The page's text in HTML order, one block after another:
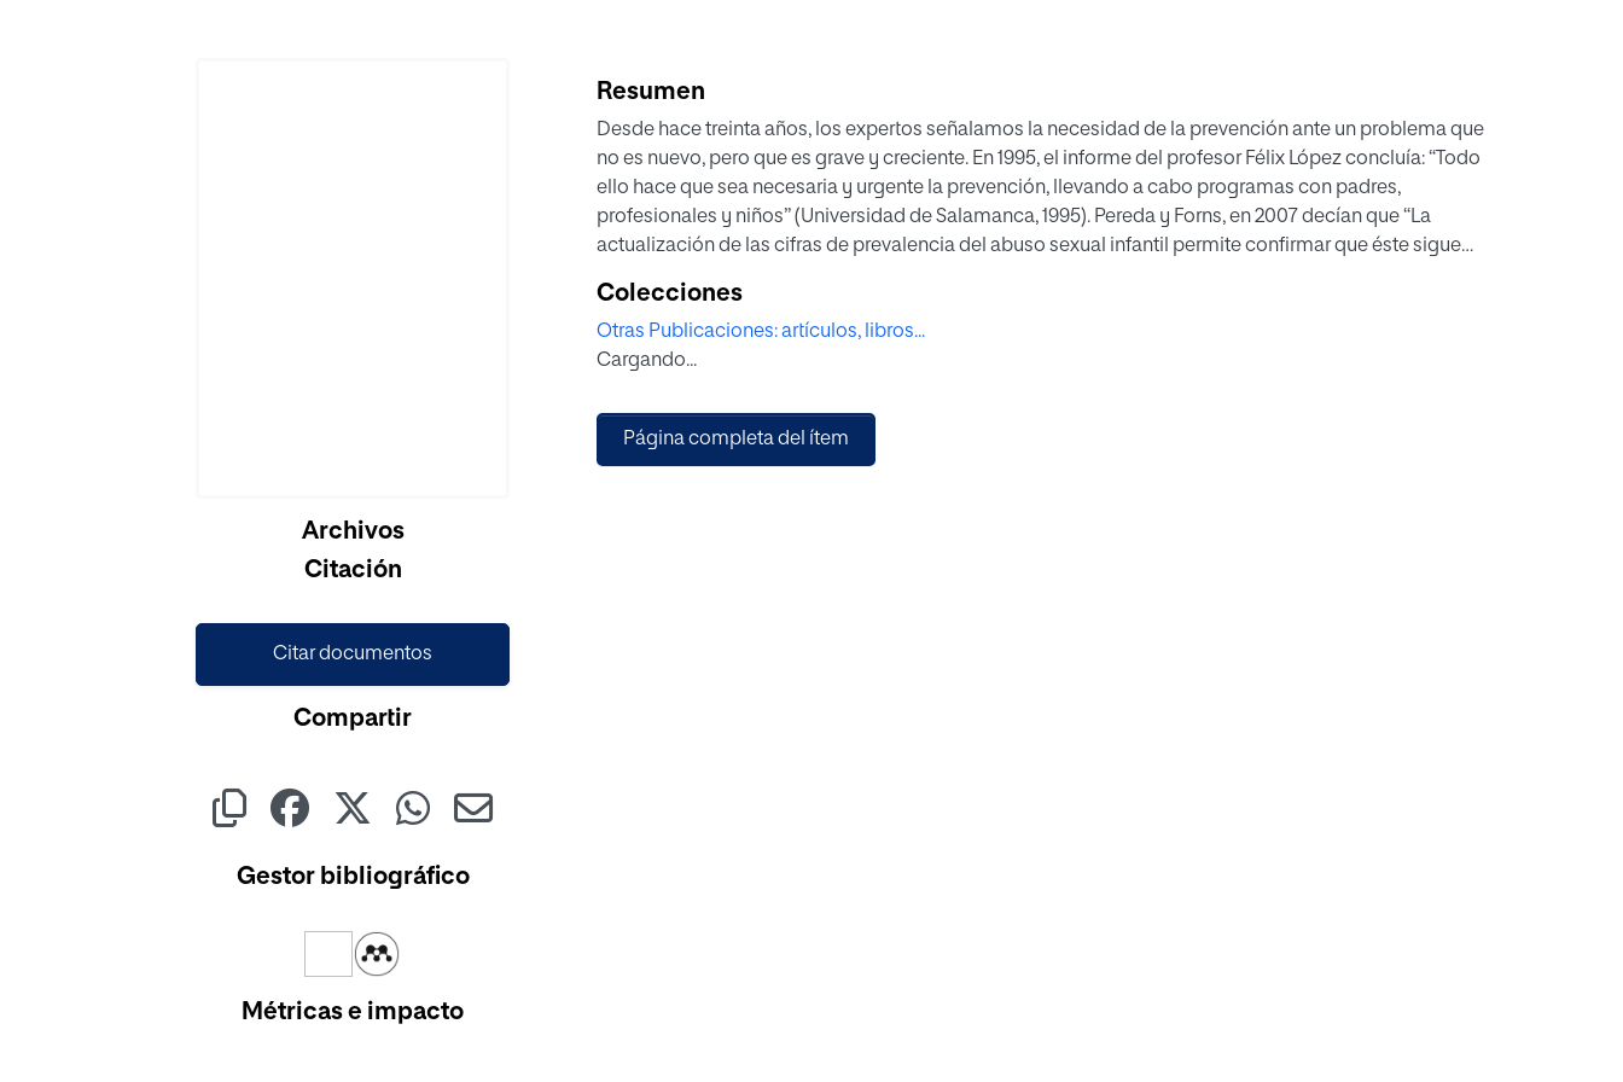
Cargando...Archivos
Citación
Citar documentos
Compartir
Gestor bibliográfico
Métricas e impacto
Resumen
Desde hace treinta años, los expertos señalamos la necesidad de la prevención ante un problema que
no es nuevo, pero que es grave y creciente. En 1995, el informe del profesor Félix López concluía: “Todo
ello hace que sea necesaria y urgente la prevención, llevando a cabo programas con padres,
profesionales y niños” (Universidad de Salamanca, 1995). Pereda y Forns, en 2007 decían que “La
actualización de las cifras de prevalencia del abuso sexual infantil permite confirmar que éste sigue
y ayuda para el elevado número de víctimas”; y Save the Children, en 2021 pedía formación para la
prevención: “La prevención puede reducir la posibilidad de sufrir abusos a la mitad. Por eso
reclamamos formación, formación y más formación”. A la vista de los datos que presentamos en este
Colecciones
Otras Publicaciones: artículos, libros...
Cargando...
Página completa del ítem